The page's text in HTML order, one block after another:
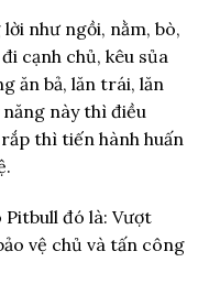
như ngồi, nằm, bò,
cạnh chủ, kêu sủa
ăn bả, lăn trái, lăn
này thì điều
thì tiến hành huấn
Pitbull đó là: Vượt
vệ chủ và tấn công